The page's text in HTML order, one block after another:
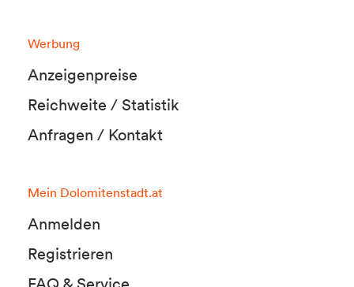
Werbung
Anzeigenpreise
Reichweite / Statistik
Anfragen / Kontakt
Mein Dolomitenstadt.at
Anmelden
Registrieren